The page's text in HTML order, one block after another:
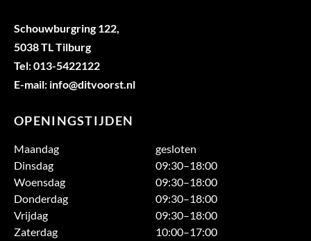
Schouwburgring 122,
5038 TL Tilburg
Tel: 013-5422122
E-mail: info@ditvoorst.nl
OPENINGSTIJDEN
Maandag
gesloten
Dinsdag
09:30–18:00
Woensdag
09:30–18:00
Donderdag
09:30–18:00
Vrijdag
09:30–18:00
Zaterdag
10:00–17:00